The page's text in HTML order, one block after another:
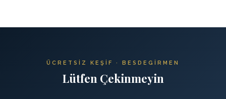
ÜCRETSIZ KEŞIF · BESDEGIRMEN
Lütfen Çekinmeyin